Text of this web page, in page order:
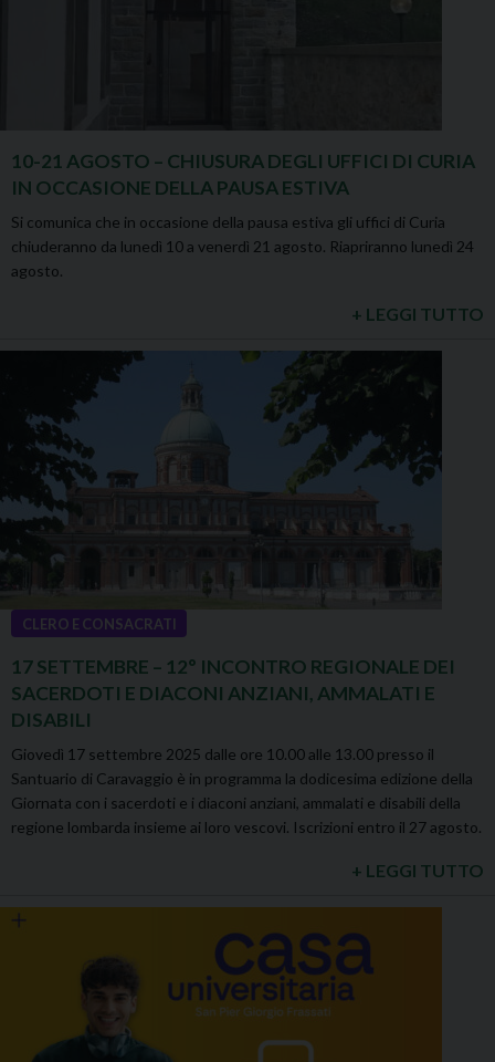
10-21 AGOSTO – CHIUSURA DEGLI UFFICI DI CURIA
IN OCCASIONE DELLA PAUSA ESTIVA
Si comunica che in occasione della pausa estiva gli uffici di Curia
chiuderanno da lunedì 10 a venerdì 21 agosto. Riapriranno lunedì 24
agosto.
+ LEGGI TUTTO
CLERO E CONSACRATI
17 SETTEMBRE – 12° INCONTRO REGIONALE DEI
SACERDOTI E DIACONI ANZIANI, AMMALATI E
DISABILI
Giovedì 17 settembre 2025 dalle ore 10.00 alle 13.00 presso il
Santuario di Caravaggio è in programma la dodicesima edizione della
Giornata con i sacerdoti e i diaconi anziani, ammalati e disabili della
regione lombarda insieme ai loro vescovi. Iscrizioni entro il 27 agosto.
+ LEGGI TUTTO